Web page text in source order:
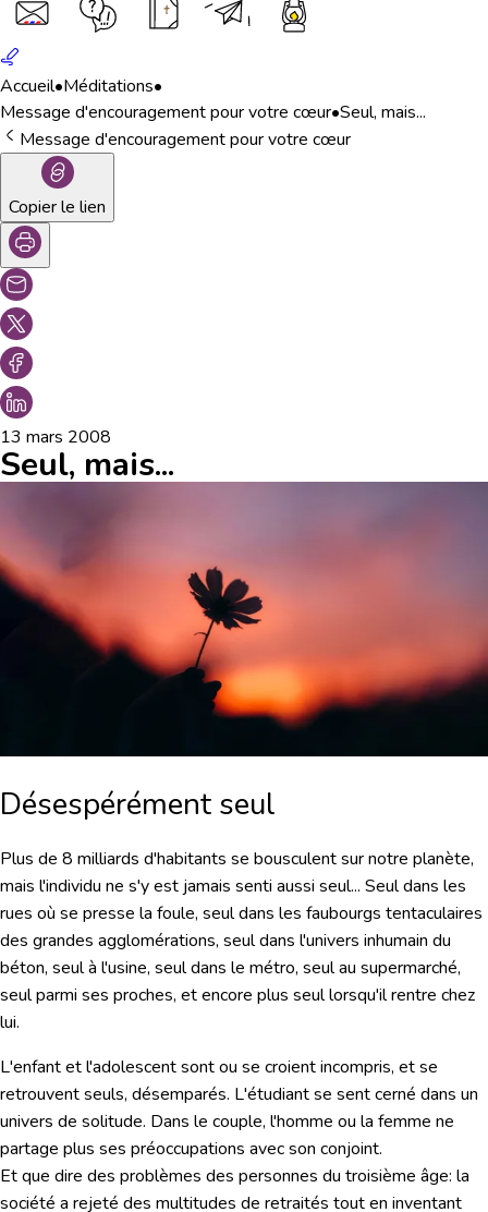
Accueil•Méditations•
Message d'encouragement pour votre cœur•Seul, mais...
Message d'encouragement pour votre cœur
Copier le lien
13 mars 2008
Seul, mais...
Désespérément seul
Plus de 8 milliards d'habitants se bousculent sur notre planète,
mais l'individu ne s'y est jamais senti aussi seul... Seul dans les
rues où se presse la foule, seul dans les faubourgs tentaculaires
des grandes agglomérations, seul dans l'univers inhumain du
béton, seul à l'usine, seul dans le métro, seul au supermarché,
seul parmi ses proches, et encore plus seul lorsqu'il rentre chez
lui.
L'enfant et l'adolescent sont ou se croient incompris, et se
retrouvent seuls, désemparés. L'étudiant se sent cerné dans un
univers de solitude. Dans le couple, l'homme ou la femme ne
partage plus ses préoccupations avec son conjoint.
Et que dire des problèmes des personnes du troisième âge: la
société a rejeté des multitudes de retraités tout en inventant